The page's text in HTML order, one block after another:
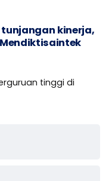
kinerja,
Mendiktisaintek
tinggi di